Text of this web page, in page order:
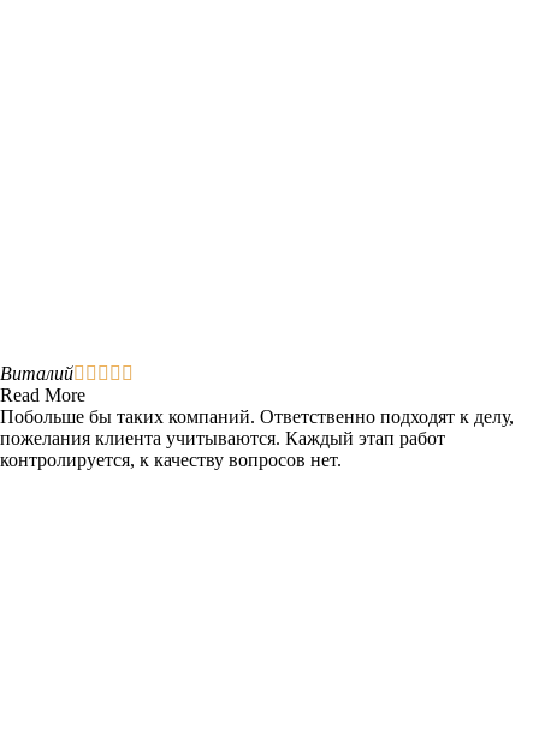
Виталий    
Read More
Побольше бы таких компаний. Ответственно подходят к делу,
пожелания клиента учитываются. Каждый этап работ
контролируется, к качеству вопросов нет.